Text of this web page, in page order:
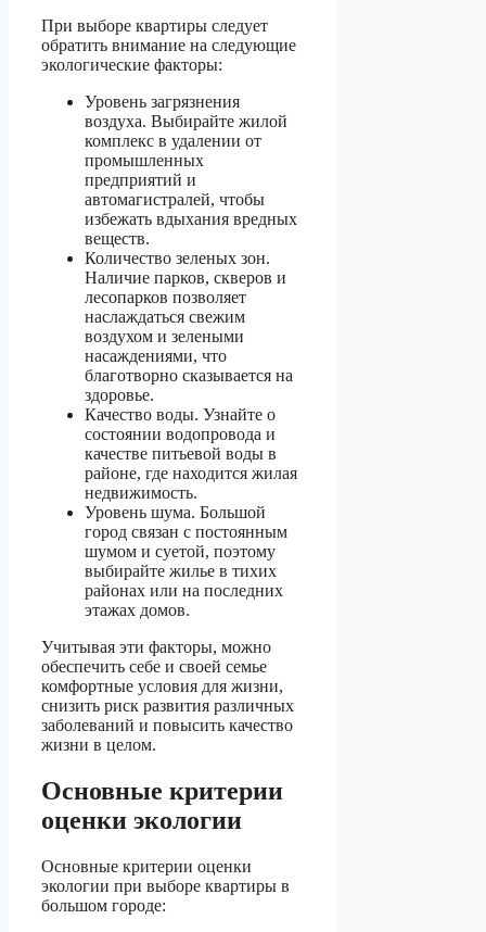
При выборе квартиры следует
обратить внимание на следующие
экологические факторы:
Уровень загрязнения
воздуха. Выбирайте жилой
комплекс в удалении от
промышленных
предприятий и
автомагистралей, чтобы
избежать вдыхания вредных
веществ.
Количество зеленых зон.
Наличие парков, скверов и
лесопарков позволяет
наслаждаться свежим
воздухом и зелеными
насаждениями, что
благотворно сказывается на
здоровье.
Качество воды. Узнайте о
состоянии водопровода и
качестве питьевой воды в
районе, где находится жилая
недвижимость.
Уровень шума. Большой
город связан с постоянным
шумом и суетой, поэтому
выбирайте жилье в тихих
районах или на последних
этажах домов.
Учитывая эти факторы, можно
обеспечить себе и своей семье
комфортные условия для жизни,
снизить риск развития различных
заболеваний и повысить качество
жизни в целом.
Основные критерии
оценки экологии
Основные критерии оценки
экологии при выборе квартиры в
большом городе: